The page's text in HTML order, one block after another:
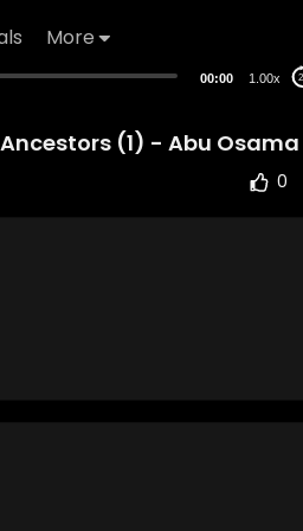
More
00:00 1.00x
(1) - Abu
0